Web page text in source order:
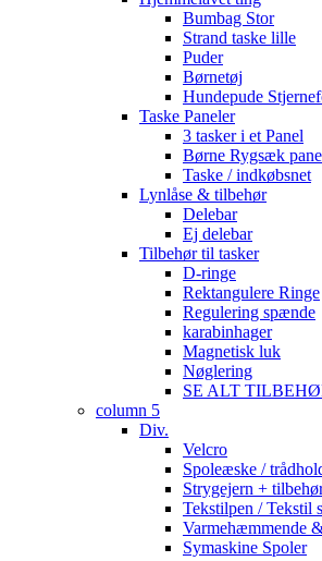
Bumbag Stor
Strand taske lille
Puder
Børnetøj
Hundepude
Taske Paneler
3 tasker i et Panel
Børne Rygsæk
Taske / indkøbsnet
Lynlåse & tilbehør
Delebar
Ej delebar
Tilbehør til tasker
D-ringe
Rektangulere Ringe
Regulering spænde
karabinhager
Magnetisk luk
Nøglering
SE ALT
column 5
Div.
Velcro
Spoleæske /
Strygejern +
Tekstilpen / Tekstil
Varmehæmmende
Symaskine Spoler